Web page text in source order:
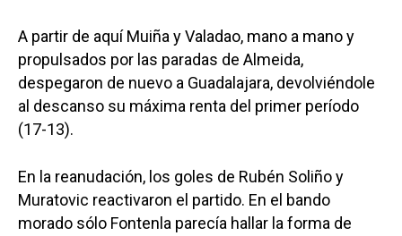
A partir de aquí Muiña y Valadao, mano a mano y
propulsados por las paradas de Almeida,
despegaron de nuevo a Guadalajara, devolviéndole
al descanso su máxima renta del primer período
(17-13).
En la reanudación, los goles de Rubén Soliño y
Muratovic reactivaron el partido. En el bando
morado sólo Fontenla parecía hallar la forma de